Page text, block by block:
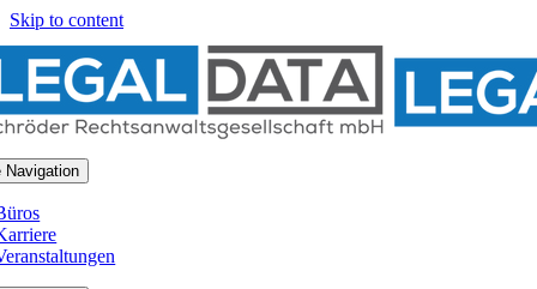
Skip to content
Navigation